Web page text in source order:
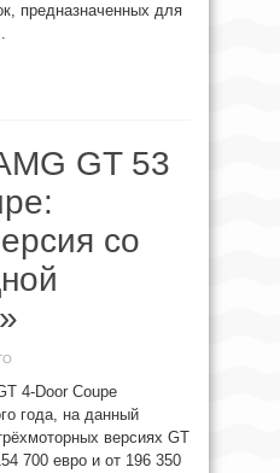
предназначенных для
GT 53
со
4-Door Coupe
года, на данный
версиях GT
700 евро и от 196 350